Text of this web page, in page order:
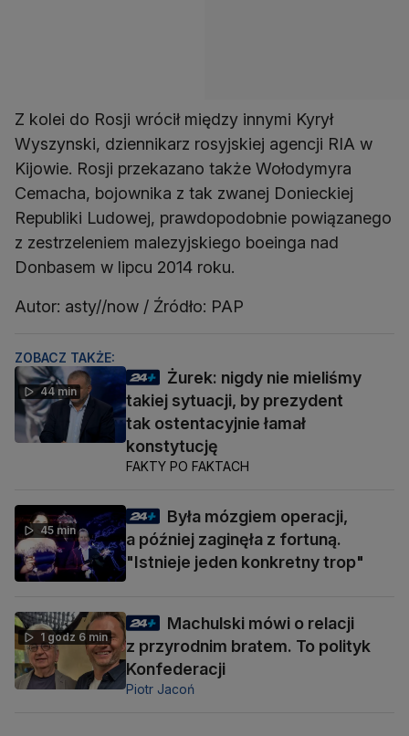
Z kolei do Rosji wrócił między innymi Kyrył
Wyszynski, dziennikarz rosyjskiej agencji RIA w
Kijowie. Rosji przekazano także Wołodymyra
Cemacha, bojownika z tak zwanej Donieckiej
Republiki Ludowej, prawdopodobnie powiązanego
z zestrzeleniem malezyjskiego boeinga nad
Donbasem w lipcu 2014 roku.
Autor: asty//now / Źródło: PAP
ZOBACZ TAKŻE:
44 min
Żurek: nigdy nie mieliśmy
takiej sytuacji, by prezydent
tak ostentacyjnie łamał
konstytucję
FAKTY PO FAKTACH
45 min
Była mózgiem operacji,
a później zaginęła z fortuną.
"Istnieje jeden konkretny trop"
1 godz 6 min
Machulski mówi o relacji
z przyrodnim bratem. To polityk
Konfederacji
Piotr Jacoń